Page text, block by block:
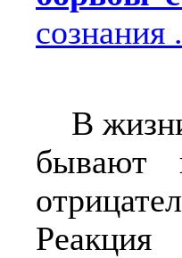
сознания .
В жизни
бывают